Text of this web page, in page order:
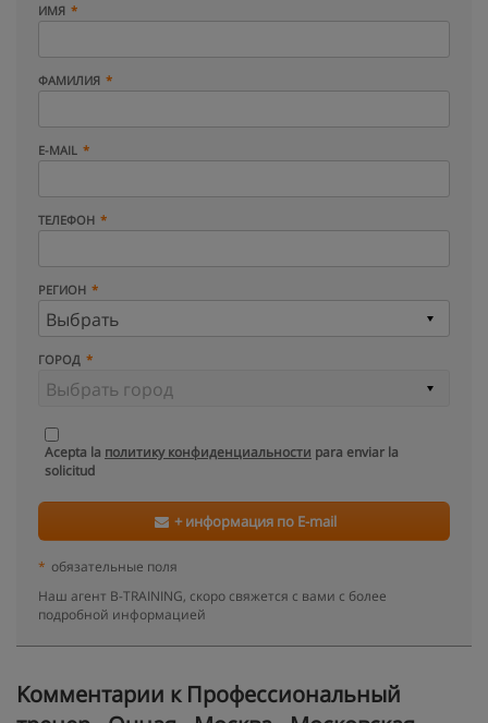
ИМЯ
ФАМИЛИЯ
E-MAIL
ТЕЛЕФОН
РЕГИОН
ГОРОД
Acepta la политику конфиденциальности para enviar la
solicitud
+ информация по E-mail
* обязательные поля
Наш агент B-TRAINING, скоро свяжется с вами с более
подробной информацией
Kомментарии к Профессиональный